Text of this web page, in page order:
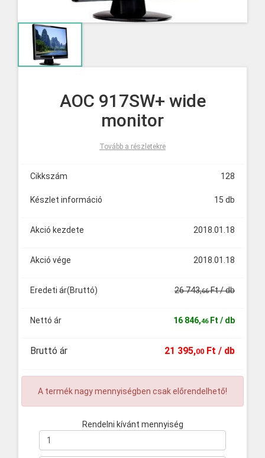
AOC 917SW+ wide
monitor
Tovább a részletekre
Cikkszám 128
Készlet információ 15 db
Akció kezdete 2018.01.18
Akció vége 2018.01.18
Eredeti ár(Bruttó) 26743,66 Ft/ db
Nettó ár 16 846,46 Ft / db
Bruttó ár 21 395,00 Ft / db
A termék nagy mennyiségben csak előrendelhető!
Rendelni kívánt mennyiség